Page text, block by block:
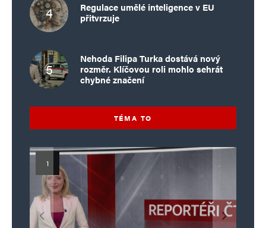
Regulace umělé inteligence v EU
přitvrzuje
Nehoda Filipa Turka dostává nový
rozměr. Klíčovou roli mohlo sehrát
chybné značení
TÉMA TO
Islamistický teror v EU, 6. díl:
Brutální poprava 85letého
Islamistický teror v EU, 5. díl:
Mýty o Václavu Klausovi:
Pivo, jazz, hádky, loajalita
Vymíráme a politici lžou:
porodnost nezachrání